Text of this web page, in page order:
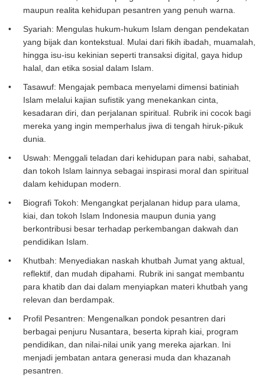
maupun realita kehidupan pesantren yang penuh warna.
Syariah: Mengulas hukum-hukum Islam dengan pendekatan
yang bijak dan kontekstual. Mulai dari fikih ibadah, muamalah,
hingga isu-isu kekinian seperti transaksi digital, gaya hidup
halal, dan etika sosial dalam Islam.
Tasawuf: Mengajak pembaca menyelami dimensi batiniah
Islam melalui kajian sufistik yang menekankan cinta,
kesadaran diri, dan perjalanan spiritual. Rubrik ini cocok bagi
mereka yang ingin memperhalus jiwa di tengah hiruk-pikuk
dunia.
Uswah: Menggali teladan dari kehidupan para nabi, sahabat,
dan tokoh Islam lainnya sebagai inspirasi moral dan spiritual
dalam kehidupan modern.
Biografi Tokoh: Mengangkat perjalanan hidup para ulama,
kiai, dan tokoh Islam Indonesia maupun dunia yang
berkontribusi besar terhadap perkembangan dakwah dan
pendidikan Islam.
Khutbah: Menyediakan naskah khutbah Jumat yang aktual,
reflektif, dan mudah dipahami. Rubrik ini sangat membantu
para khatib dan dai dalam menyiapkan materi khutbah yang
relevan dan berdampak.
Profil Pesantren: Mengenalkan pondok pesantren dari
berbagai penjuru Nusantara, beserta kiprah kiai, program
pendidikan, dan nilai-nilai unik yang mereka ajarkan. Ini
menjadi jembatan antara generasi muda dan khazanah
pesantren.